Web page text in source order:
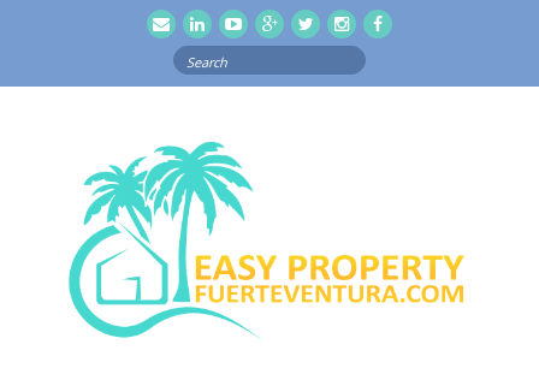
emailLinkedlnYoutubeGoogleTwitterInstagramFacebook